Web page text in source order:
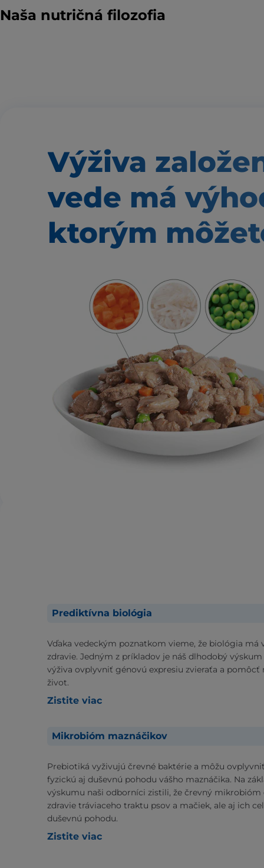
Naša nutričná filozofia
Výživa
vede má
ktorým
Prediktívna biológia
Vďaka vedeckým poznatkom vieme, že biológia má
zdravie. Jedným z príkladov je náš dlhodobý
výživa ovplyvniť génovú expresiu zvieraťa a pomôcť
život.
Zistite viac
Mikrobióm maznáčikov
Prebiotiká vyživujú črevné baktérie a môžu
fyzickú aj duševnú pohodu vášho maznáčika. Na
výskumu naši odborníci zistili, že črevný mikrobióm
zdravie tráviaceho traktu psov a mačiek, ale aj ich
duševnú pohodu.
Zistite viac